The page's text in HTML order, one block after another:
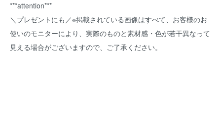
***attention***
＼プレゼントにも／※掲載されている画像はすべて、お客様のお
使いのモニターにより、実際のものと素材感・色が若干異なって
見える場合がございますので、ご了承ください。